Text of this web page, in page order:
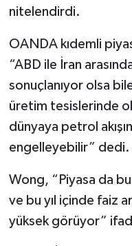
nitelendirdi.
OANDA kıdemli
“ABD ile İran
sonuçlanıyor olsa
üretim tesislerinde
dünyaya petrol
engelleyebilir” dedi.
Wong, “Piyasa da
ve bu yıl içinde faiz
yüksek görüyor”